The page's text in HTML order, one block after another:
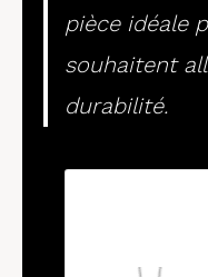
pièce idéale
souhaitent
durabilité.